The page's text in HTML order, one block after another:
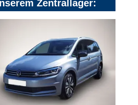
Zentrallager: